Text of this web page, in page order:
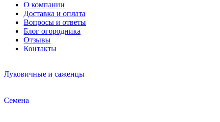
О компании
Доставка и оплата
Вопросы и ответы
Блог огородника
Отзывы
Контакты
Луковичные и саженцы
Семена